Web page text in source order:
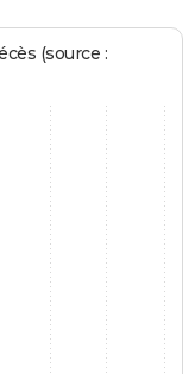
(source :